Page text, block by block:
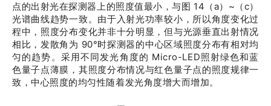
点的出射光在探测器上的照度值最小，与图 14（a）~（c）
光谱曲线趋势一致。由于入射光功率较小，所以角度变化过
程中，照度分布变化并非十分明显，但与光源垂直出射情况
相比，发散角为 90°时探测器的中心区域照度分布有相对均
匀的趋势。采用不同发光角度的 Micro-LED照射绿色和蓝
色量子点薄膜，其照度分布情况与红色量子点的照度规律一
致，中心照度的均匀性随着发光角度增大而增加。